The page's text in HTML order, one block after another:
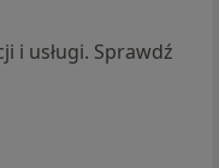
i usługi. Sprawdź